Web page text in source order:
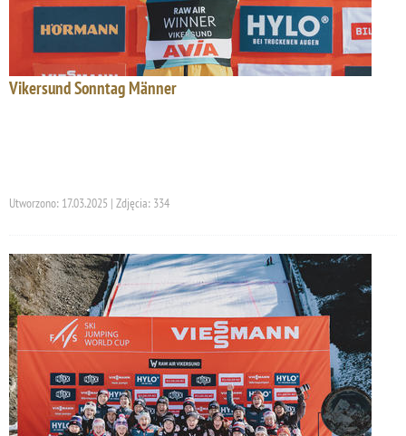
Vikersund Sonntag Männer
Utworzono: 17.03.2025 | Zdjęcia: 334